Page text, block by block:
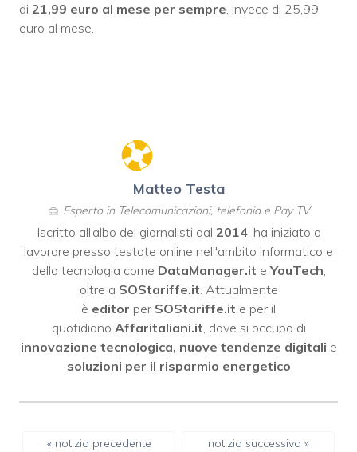
di 21,99 euro al mese per sempre, invece di 25,99
euro al mese.
Matteo Testa
Esperto in Telecomunicazioni, telefonia e Pay TV
Iscritto all’albo dei giornalisti dal 2014, ha iniziato a
lavorare presso testate online nell'ambito informatico e
della tecnologia come DataManager.it eYouTech,
oltre a SOStariffe.it. Attualmente
è editor per SOStariffe.it e per il
quotidiano Affaritaliani.it, dove si occupa di
innovazione tecnologica, nuove tendenze digitali e
soluzioni per il risparmio energetico
« notizia precedente
notizia successiva »